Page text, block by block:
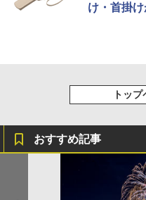
け・首掛
トッ
おすすめ記事